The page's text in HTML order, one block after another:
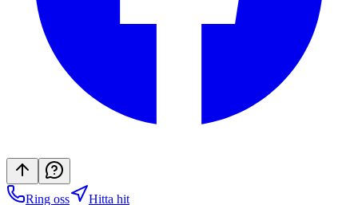
Ring oss Hitta hit